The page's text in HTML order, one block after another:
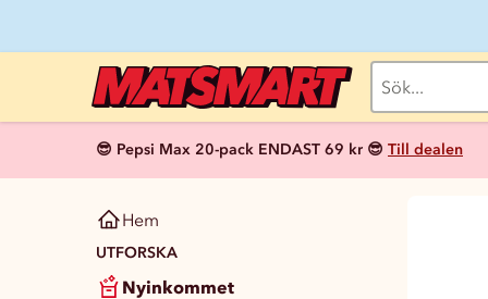
😎 Pepsi Max 20-pack ENDAST 69 kr 😎 Till dealen
Hem
UTFORSKA
Nyinkommet